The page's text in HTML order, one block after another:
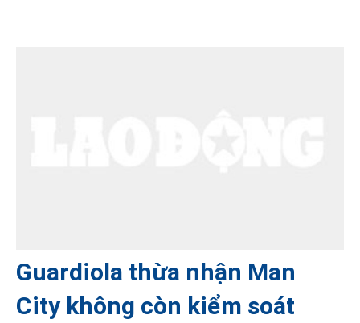
Guardiola thừa nhận Man
City không còn kiểm soát